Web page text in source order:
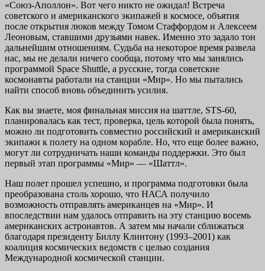
«Союз-Аполлон». Вот чего никто не ожидал! Встреча
советского и американского экипажей в космосе, объятия
после открытия люков между Томом Стаффордом и Алексеем
Леоновым, ставшими друзьями навек. Именно это задало тон
дальнейшим отношениям. Судьба на некоторое время развела
нас, мы не делали ничего сообща, потому что мы занялись
программой Space Shuttle, а русские, тогда советские
космонавты работали на станции «Мир». Но мы пытались
найти способ вновь объединить усилия.
Как вы знаете, моя финальная миссия на шаттле, STS-60,
планировалась как тест, проверка, цель которой была понять,
можно ли подготовить совместно российский и американский
экипажи к полету на одном корабле. Но, что еще более важно,
могут ли сотрудничать наши команды поддержки. Это был
первый этап программы «Мир» — «Шаттл».
Наш полет прошел успешно, и программа подготовки была
преобразована столь хорошо, что НАСА получило
возможность отправлять американцев на «Мир». И
впоследствии нам удалось отправить на эту станцию восемь
американских астронавтов. А затем мы начали сближаться
благодаря президенту Биллу Клинтону (1993–2001) как
коалиция космических ведомств с целью создания
Международной космической станции.